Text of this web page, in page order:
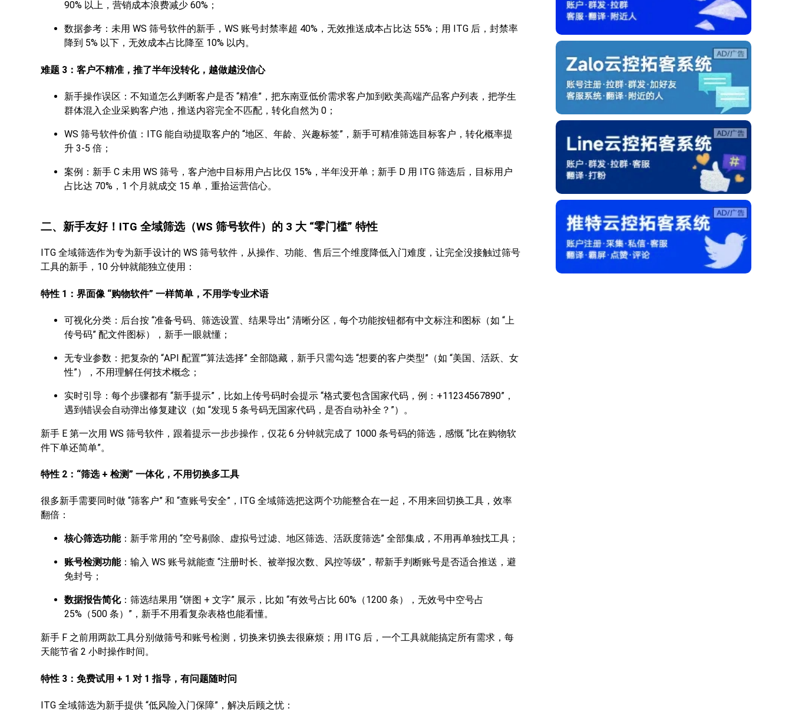
90% 以上，营销成本浪费减少 60%；
数据参考：未用 WS 筛号软件的新手，WS 账号封禁率超 40%，无效推送成本占比达 55%；用 ITG 后，封禁率
降到 5% 以下，无效成本占比降至 10% 以内。
难题 3：客户不精准，推了半年没转化，越做越没信心
新手操作误区：不知道怎么判断客户是否 “精准”，把东南亚低价需求客户加到欧美高端产品客户列表，把学生
群体混入企业采购客户池，推送内容完全不匹配，转化自然为 0；
WS 筛号软件价值：ITG 能自动提取客户的 “地区、年龄、兴趣标签”，新手可精准筛选目标客户，转化概率提
升 3-5 倍；
案例：新手 C 未用 WS 筛号，客户池中目标用户占比仅 15%，半年没开单；新手 D 用 ITG 筛选后，目标用户
占比达 70%，1 个月就成交 15 单，重拾运营信心。
二、新手友好！ITG 全域筛选（WS 筛号软件）的 3 大 “零门槛” 特性
ITG 全域筛选作为专为新手设计的 WS 筛号软件，从操作、功能、售后三个维度降低入门难度，让完全没接触过筛号
工具的新手，10 分钟就能独立使用：
特性 1：界面像 “购物软件” 一样简单，不用学专业术语
可视化分类：后台按 “准备号码、筛选设置、结果导出” 清晰分区，每个功能按钮都有中文标注和图标（如 “上
传号码” 配文件图标），新手一眼就懂；
无专业参数：把复杂的 “API 配置”“算法选择” 全部隐藏，新手只需勾选 “想要的客户类型”（如 “美国、活跃、女
性”），不用理解任何技术概念；
实时引导：每个步骤都有 “新手提示”，比如上传号码时会提示 “格式要包含国家代码，例：+11234567890”，
遇到错误会自动弹出修复建议（如 “发现 5 条号码无国家代码，是否自动补全？”）。
新手 E 第一次用 WS 筛号软件，跟着提示一步步操作，仅花 6 分钟就完成了 1000 条号码的筛选，感慨 “比在购物软
件下单还简单”。
特性 2：“筛选 + 检测” 一体化，不用切换多工具
很多新手需要同时做 “筛客户” 和 “查账号安全”，ITG 全域筛选把这两个功能整合在一起，不用来回切换工具，效率
翻倍：
核心筛选功能：新手常用的 “空号剔除、虚拟号过滤、地区筛选、活跃度筛选” 全部集成，不用再单独找工具；
账号检测功能：输入 WS 账号就能查 “注册时长、被举报次数、风控等级”，帮新手判断账号是否适合推送，避
免封号；
数据报告简化：筛选结果用 “饼图 + 文字” 展示，比如 “有效号占比 60%（1200 条），无效号中空号占
25%（500 条）”，新手不用看复杂表格也能看懂。
新手 F 之前用两款工具分别做筛号和账号检测，切换来切换去很麻烦；用 ITG 后，一个工具就能搞定所有需求，每
天能节省 2 小时操作时间。
特性 3：免费试用 + 1 对 1 指导，有问题随时问
ITG 全域筛选为新手提供 “低风险入门保障”，解决后顾之忧：